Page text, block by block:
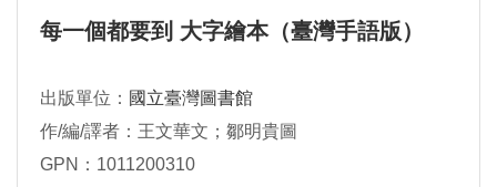
每一個都要到 大字繪本（臺灣手語版）
出版單位： 國立臺灣圖書館
作/編/譯者：王文華文；鄒明貴圖
GPN：1011200310